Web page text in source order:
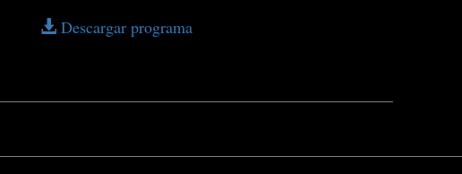
Descargar programa